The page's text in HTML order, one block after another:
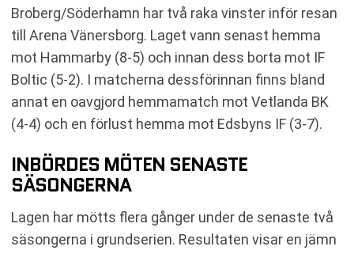
Broberg/Söderhamn har två raka vinster inför resan
till Arena Vänersborg. Laget vann senast hemma
mot Hammarby (8-5) och innan dess borta mot IF
Boltic (5-2). I matcherna dessförinnan finns bland
annat en oavgjord hemmamatch mot Vetlanda BK
(4-4) och en förlust hemma mot Edsbyns IF (3-7).
INBÖRDES MÖTEN SENASTE
SÄSONGERNA
Lagen har mötts flera gånger under de senaste två
säsongerna i grundserien. Resultaten visar en jämn